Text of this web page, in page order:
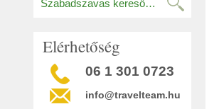
Elérhetőség
06 1 301 0723
info@travelteam.hu